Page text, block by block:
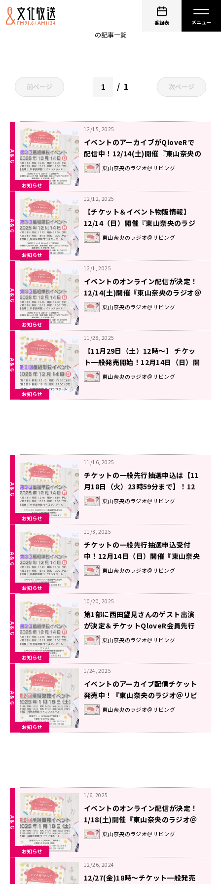
番組表
の記事一覧
前ページ 1 次ページ
お知らせ
12/15, 2025
イベントのアーカイブがQloveRで
配信中！12/14(土)開催『東山奈央の
ラジオ＠リビング』番組イベント
東山奈央のラジオ＠リビング
お知らせ
12/12, 2025
【チケット＆イベント物販情報】
12/14（日）開催『東山奈央のラジ
オ＠リビング』第3回番組イベント
東山奈央のラジオ＠リビング
お知らせ
12/1, 2025
イベントのオンライン配信が決定！
12/14(土)開催『東山奈央のラジオ＠
リビング』番組イベント『東山奈央
のラジオ＠リビング』番組イベント
東山奈央のラジオ＠リビング
お知らせ
11/28, 2025
【11月29日（土）12時～】 チケッ
ト一般発売開始！12月14日（日）開
催『東山奈央のラジオ＠リビング』
番組イベント
東山奈央のラジオ＠リビング
お知らせ
11/16, 2025
チケットの一般先行抽選申込は【11
月18日（火）23時59分まで】！12
月14日（日）開催『東山奈央のラジ
オ＠リビング』番組イベント
東山奈央のラジオ＠リビング
お知らせ
11/3, 2025
チケットの一般先行抽選申込受付
中！12月14日（日）開催『東山奈央
のラジオ＠リビング』番組イベント
東山奈央のラジオ＠リビング
お知らせ
10/20, 2025
第1部に西田望見さんのゲスト出演
が決定＆チケットQloveR会員先行
抽選申込受付中！12月14日（日）開
催『東山奈央のラジオ＠リビング』
東山奈央のラジオ＠リビング
お知らせ
1/24, 2025
イベントのアーカイブ配信チケット
発売中！『東山奈央のラジオ＠リビ
ング』番組イベント(1/18開催)
東山奈央のラジオ＠リビング
お知らせ
1/6, 2025
イベントのオンライン配信が決定！
1/18(土)開催『東山奈央のラジオ＠
リビング』番組イベント
東山奈央のラジオ＠リビング
12/26, 2024
12/27(金)18時～チケット一般発売